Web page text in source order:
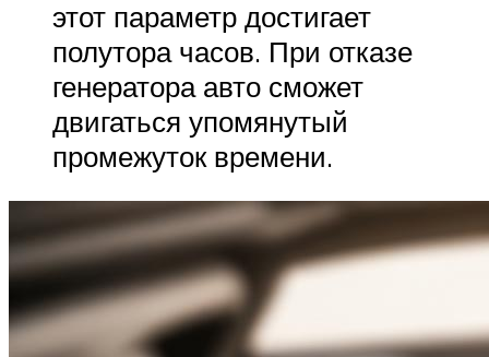
этот параметр достигает
полутора часов. При отказе
генератора авто сможет
двигаться упомянутый
промежуток времени.